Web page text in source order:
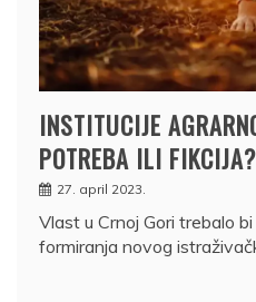
INSTITUCIJE
POTREBA ILI FIKCIJA?
27. april 2023.
Vlast u Crnoj Gori trebalo
formiranja novog